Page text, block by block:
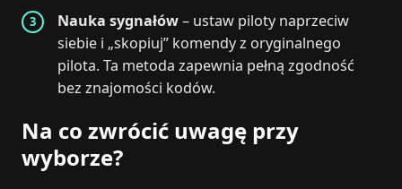
Nauka sygnałów– ustaw piloty naprzeciw
siebie i „skopiuj” komendy z oryginalnego
pilota. Ta metoda zapewnia pełną zgodność
bez znajomości kodów.
Na co zwrócić uwagę przy
wyborze?